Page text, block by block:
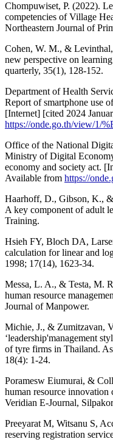
Chompuwiset, P. (2022).
competencies of Village
Northeastern Journal of
Cohen, W. M., &
new perspective on
quarterly, 35(1), 128-152.
Department of Health
Report of smartphone use
[Internet] [cited 2024
https://onde.go.th/view/1/
Office of the National
Ministry of Digital
economy and society act.
Available from https://
Haarhoff, D., Gibson, K.,
A key component of adult
Training.
Hsieh FY, Bloch DA,
calculation for linear and
1998; 17(14), 1623-34.
Messa, L. A., & Testa, M.
human resource
Journal of Manpower.
Michie, J., & Zumitzavan,
‘leadership'management
of tyre firms in Thailand.
18(4): 1-24.
Poramesw Eiumurai, &
human resource
Veridian E-Journal,
Preeyarat M, Witsanu S,
reserving registration